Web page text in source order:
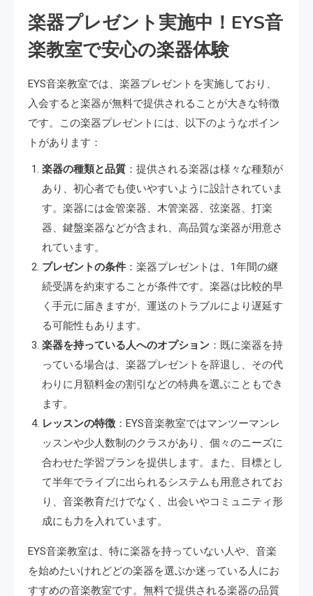
楽器プレゼント実施中！EYS音
楽教室で安心の楽器体験
EYS音楽教室では、楽器プレゼントを実施しており、
入会すると楽器が無料で提供されることが大きな特徴
です。この楽器プレゼントには、以下のようなポイン
トがあります：
楽器の種類と品質 ：提供される楽器は様々な種類が
あり、初心者でも使いやすいように設計されていま
す。楽器には金管楽器、木管楽器、弦楽器、打楽
器、鍵盤楽器などが含まれ、高品質な楽器が用意さ
れています。
プレゼントの条件 ：楽器プレゼントは、1年間の継
続受講を約束することが条件です。楽器は比較的早
く手元に届きますが、運送のトラブルにより遅延す
る可能性もあります。
楽器を持っている人へのオプション ：既に楽器を持
っている場合は、楽器プレゼントを辞退し、その代
わりに月額料金の割引などの特典を選ぶこともでき
ます。
レッスンの特徴 ：EYS音楽教室ではマンツーマンレ
ッスンや少人数制のクラスがあり、個々のニーズに
合わせた学習プランを提供します。また、目標とし
て半年でライブに出られるシステムも用意されてお
り、音楽教育だけでなく、出会いやコミュニティ形
成にも力を入れています。
EYS音楽教室は、特に楽器を持っていない人や、音楽
を始めたいけれどどの楽器を選ぶか迷っている人にお
すすめの音楽教室です。無料で提供される楽器の品質